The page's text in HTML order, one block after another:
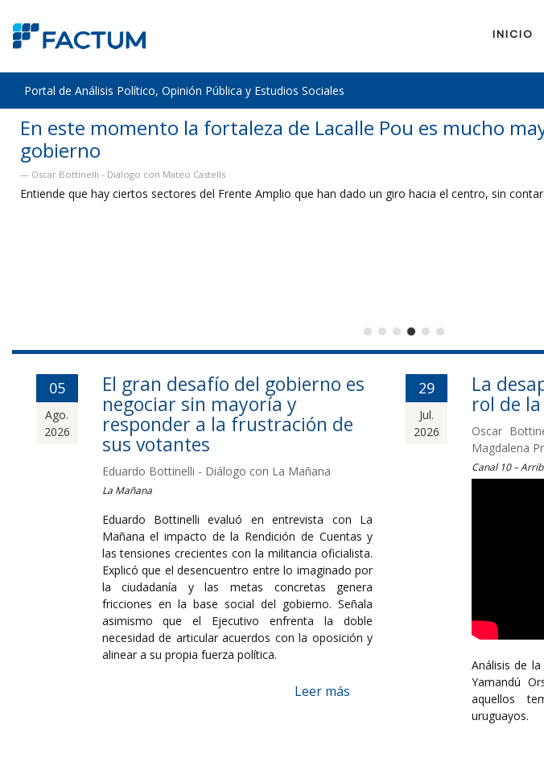
INICIO
Portal de Análisis Político, Opinión Pública y Estudios Sociales
En este momento la fortaleza de Lacalle Pou es mucho
gobierno
Oscar Bottinelli - Diálogo con Mateo Castells
Entiende que hay ciertos sectores del Frente Amplio que han dado un giro hacia el centro, sin
05
Ago.
2026
El gran desafío del gobierno es
negociar sin mayoría y
responder a la frustración de
sus votantes
Eduardo Bottinelli - Diálogo con La Mañana
La Mañana
Eduardo Bottinelli evaluó en entrevista con La
Mañana el impacto de la Rendición de Cuentas y
las tensiones crecientes con la militancia oficialista.
Explicó que el desencuentro entre lo imaginado por
la ciudadanía y las metas concretas genera
fricciones en la base social del gobierno. Señala
asimismo que el Ejecutivo enfrenta la doble
necesidad de articular acuerdos con la oposición y
alinear a su propia fuerza política.
Leer más
29
Jul.
2026
La
rol de
Oscar
Magdalena
Canal 10 –
Análisis de
Yamandú
aquellos
uruguayos.